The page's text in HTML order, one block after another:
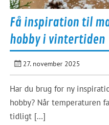
Få inspiration til
hobby i vintertiden
27. november 2025
Har du brug for ny
hobby? Når temperaturen
tidligt […]